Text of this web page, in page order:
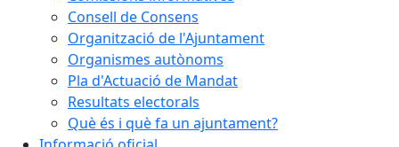
Consell de Consens
Organització de l'Ajuntament
Organismes autònoms
Pla d'Actuació de Mandat
Resultats electorals
Què és i què fa un ajuntament?